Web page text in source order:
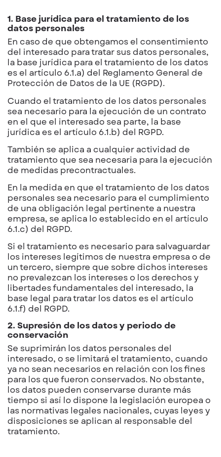
1. Base jurídica para el tratamiento de los
datos personales
En caso de que obtengamos el consentimiento
del interesado para tratar sus datos personales,
la base jurídica para el tratamiento de los datos
es el artículo 6.1.a) del Reglamento General de
Protección de Datos de la UE (RGPD).
Cuando el tratamiento de los datos personales
sea necesario para la ejecución de un contrato
en el que el interesado sea parte, la base
jurídica es el artículo 6.1.b) del RGPD.
También se aplica a cualquier actividad de
tratamiento que sea necesaria para la ejecución
de medidas precontractuales.
En la medida en que el tratamiento de los datos
personales sea necesario para el cumplimiento
de una obligación legal pertinente a nuestra
empresa, se aplica lo establecido en el artículo
6.1.c) del RGPD.
Si el tratamiento es necesario para salvaguardar
los intereses legítimos de nuestra empresa o de
un tercero, siempre que sobre dichos intereses
no prevalezcan los intereses o los derechos y
libertades fundamentales del interesado, la
base legal para tratar los datos es el artículo
6.1.f) del RGPD.
2. Supresión de los datos y periodo de
conservación
Se suprimirán los datos personales del
interesado, o se limitará el tratamiento, cuando
ya no sean necesarios en relación con los fines
para los que fueron conservados. No obstante,
los datos pueden conservarse durante más
tiempo si así lo dispone la legislación europea o
las normativas legales nacionales, cuyas leyes y
disposiciones se aplican al responsable del
tratamiento.